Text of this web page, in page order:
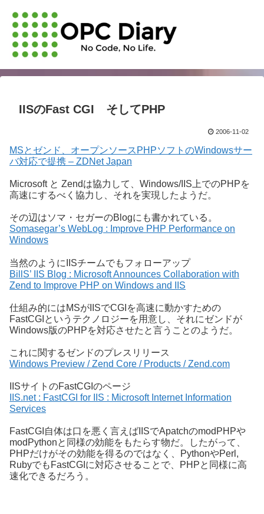
IISのFast CGI そしてPHP
2006-11-02
MSとゼンド、オープンソースPHPソフトのWindowsサー
バ対応で提携 – ZDNet Japan
Microsoft と Zendは協力して、Windows/IIS上でのPHPを
高速にするべく協力し、それを実現したようだ。
その辺はソマ・セガーのBlogにも書かれている。
Somasegar’s WebLog : Improve PHP Performance on
Windows
当然のようにIISチームでもフォローアップ
BillS’ IIS Blog : Microsoft Announces Collaboration with
Zend to Improve PHP on Windows and IIS
仕組み的にはMSがIISでCGIを高速に動かすための
FastCGIというテクノロジーを用意し、それにゼンドが
Windows版のPHPを対応させたと言うことのようだ。
これに関するゼンドのプレスリリース
Windows Preview / Zend Core / Products / Zend.com
IISサイトのFastCGIのページ
IIS.net : FastCGI for IIS : Microsoft Internet Information
Services
FastCGI自体は口を悪く言えばIISでApatchのmodPHPや
modPythonと同様の効能をもたらす物だ。したがって、
PHPだけがその効能を得るのではなく、PythonやPerl,
RubyでもFastCGIに対応させることで、PHPと同様に高
速化できるだろう。